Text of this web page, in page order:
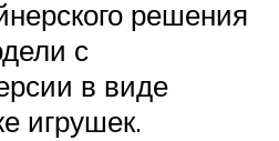
решения
с
в виде
игрушек.